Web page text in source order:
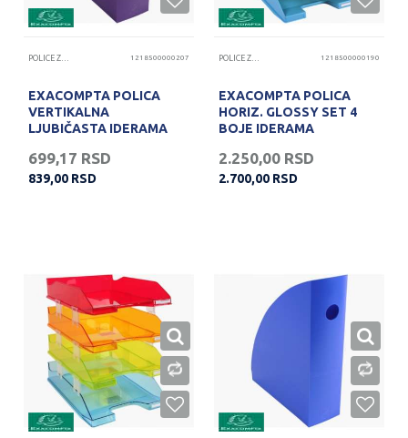
POLICE ZA DOKUMENTA 1218500000207
EXACOMPTA POLICA
VERTIKALNA
LJUBIČASTA IDERAMA
699,17 RSD
839,00 RSD
POLICE ZA DOKUMENTA 1218500000190
EXACOMPTA POLICA
HORIZ. GLOSSY SET 4
BOJE IDERAMA
2.250,00 RSD
2.700,00 RSD